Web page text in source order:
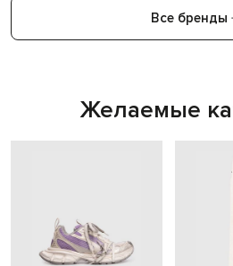
Все бренды
Желаемые